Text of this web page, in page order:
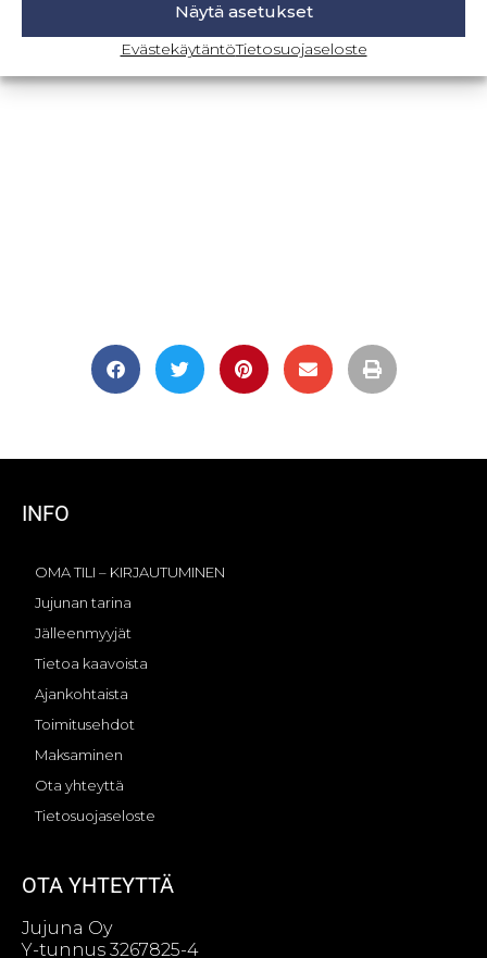
Näytä asetukset
EvästekäytäntöTietosuojaseloste
BLOGI-SIVULLE
INFO
OMA TILI – KIRJAUTUMINEN
Jujunan tarina
Jälleenmyyjät
Tietoa kaavoista
Ajankohtaista
Toimitusehdot
Maksaminen
Ota yhteyttä
Tietosuojaseloste
OTA YHTEYTTÄ
Jujuna Oy
Y-tunnus 3267825-4